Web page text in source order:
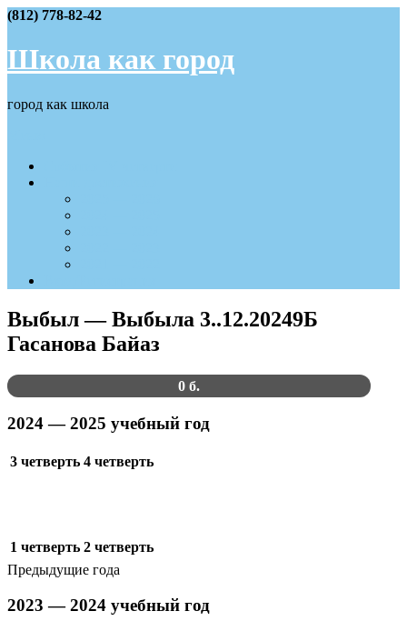
Skip
content
(812) 778-82-42
Школа как город
город как школа
Выбыл — Выбыла 3..12.20249Б
Гасанова Байаз
0 б.
2024 — 2025 учебный год
3 четверть 4 четверть
1 четверть 2 четверть
Предыдущие года
2023 — 2024 учебный год